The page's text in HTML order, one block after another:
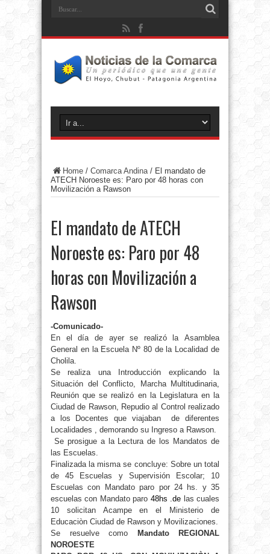
Home / Comarca Andina/ El mandato de
ATECH Noroeste es: Paro por 48 horas con
Movilización a Rawson
El mandato de ATECH
Noroeste es: Paro por 48
horas con Movilización a
Rawson
-Comunicado-
En el día de ayer se realizó la Asamblea
General en la Escuela Nº 80 de la Localidad de
Cholila.
Se realiza una Introducción explicando la
Situación del Conflicto, Marcha Multitudinaria,
Reunión que se realizó en la Legislatura en la
Ciudad de Rawson, Repudio al Control realizado
a los Docentes que viajaban de diferentes
Localidades , demorando su Ingreso a Rawson.
Se prosigue a la Lectura de los Mandatos de
las Escuelas.
Finalizada la misma se concluye: Sobre un total
de 45 Escuelas y Supervisión Escolar; 10
Escuelas con Mandato paro por 24 hs. y 35
escuelas con Mandato paro 48hs .de las cuales
10 solicitan Acampe en el Ministerio de
Educaciòn Ciudad de Rawson y Movilizaciones.
Se resuelve como
Mandato REGIONAL
NOROESTE